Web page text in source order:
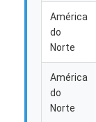
frete
transporte
América
do
Norte
América
do
Norte